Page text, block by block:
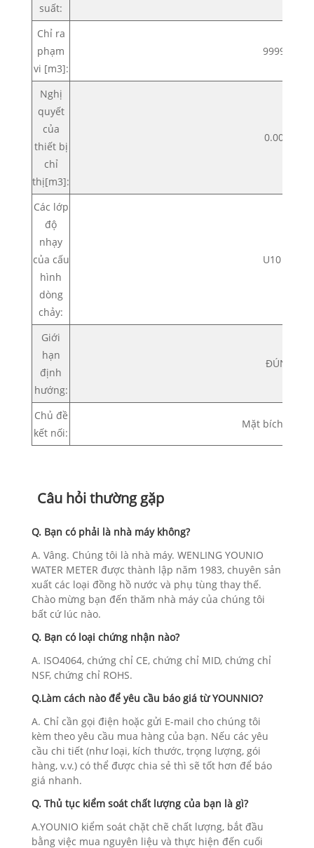
suất:
Chỉ ra
phạm
vi [m3]:
999999
Nghị
quyết
của
thiết bị
chỉ
thị[m3]:
0.0005
Các lớp
độ
nhạy
của cấu
hình
dòng
chảy:
U10 D5
Giới
hạn
định
hướng:
ĐÚNG
Chủ đề
kết nối:
Mặt bích kết
Câu hỏi thường gặp
Q. Bạn có phải là nhà máy không?
A. Vâng. Chúng tôi là nhà máy. WENLING YOUNIO
WATER METER được thành lập năm 1983, chuyên sản
xuất các loại đồng hồ nước và phụ tùng thay thế.
Chào mừng bạn đến thăm nhà máy của chúng tôi
bất cứ lúc nào.
Q. Bạn có loại chứng nhận nào?
A. ISO4064, chứng chỉ CE, chứng chỉ MID, chứng chỉ
NSF, chứng chỉ ROHS.
Q.Làm cách nào để yêu cầu báo giá từ YOUNNIO?
A. Chỉ cần gọi điện hoặc gửi E-mail cho chúng tôi
kèm theo yêu cầu mua hàng của bạn. Nếu các yêu
cầu chi tiết (như loại, kích thước, trọng lượng, gói
hàng, v.v.) có thể được chia sẻ thì sẽ tốt hơn để báo
giá nhanh.
Q. Thủ tục kiểm soát chất lượng của bạn là gì?
A.YOUNIO kiểm soát chặt chẽ chất lượng, bắt đầu
bằng việc mua nguyên liệu và thực hiện đến cuối